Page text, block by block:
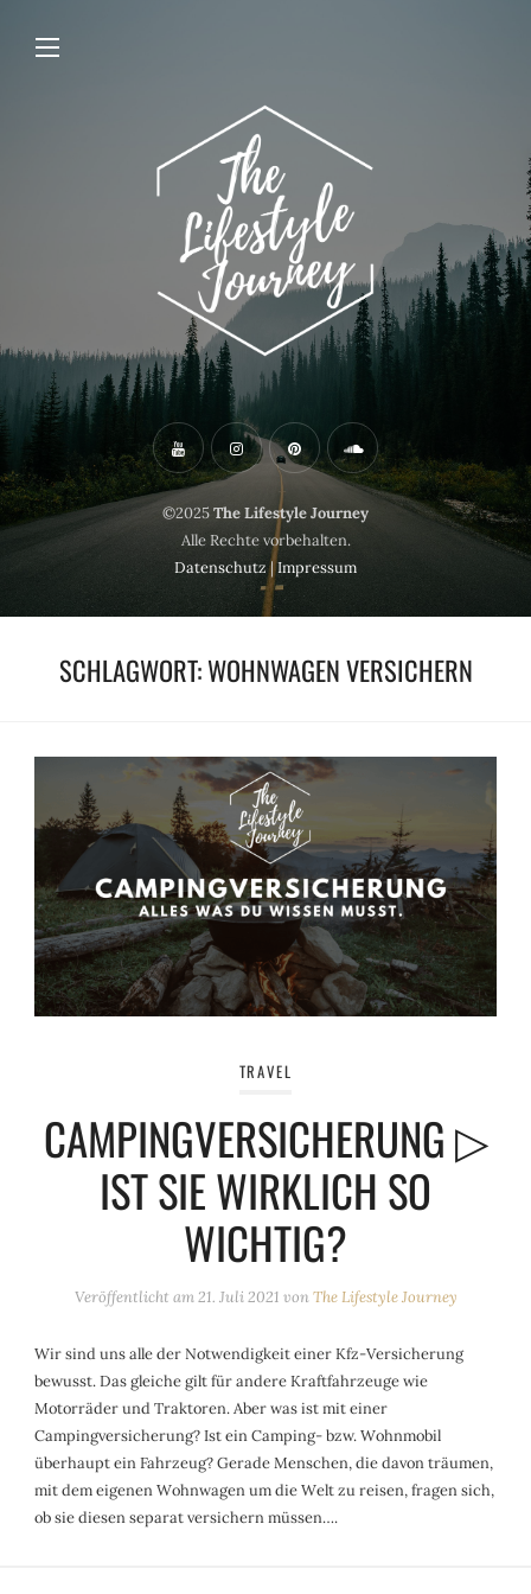
©2025The Lifestyle Journey
Alle Rechte vorbehalten.
Datenschutz|Impressum
SCHLAGWORT:WOHNWAGEN VERSICHERN
TRAVEL
CAMPINGVERSICHERUNG ▷
IST SIE WIRKLICH SO
WICHTIG?
Veröffentlicht am21. Juli 2021 vonThe Lifestyle Journey
Wir sind uns alle der Notwendigkeit einer Kfz-Versicherung
bewusst. Das gleiche gilt für andere Kraftfahrzeuge wie
Motorräder und Traktoren. Aber was ist mit einer
Campingversicherung? Ist ein Camping- bzw. Wohnmobil
überhaupt ein Fahrzeug? Gerade Menschen, die davon träumen,
mit dem eigenen Wohnwagen um die Welt zu reisen, fragen sich,
ob sie diesen separat versichern müssen….